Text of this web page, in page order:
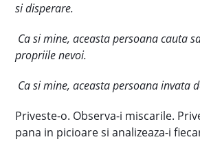
si disperare.
Ca si mine, aceasta persoana cauta
propriile nevoi.
Ca si mine, aceasta persoana invata
Priveste-o. Observa-i miscarile.
pana in picioare si analizeaza-i